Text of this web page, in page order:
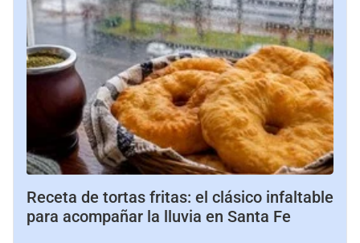
Receta de tortas fritas: el clásico infaltable
para acompañar la lluvia en Santa Fe